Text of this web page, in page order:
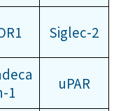
Siglec-2
1
uPAR